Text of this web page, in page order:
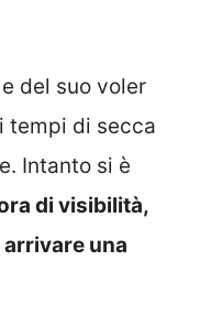
del suo voler
tempi di secca
Intanto si è
di visibilità,
arrivare una